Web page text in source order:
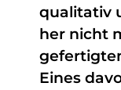
qualitativ
her nicht
Eines